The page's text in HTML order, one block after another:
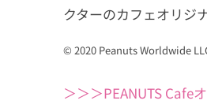
クターのカフェオリジ
© 2020 Peanuts Worldwide
＞＞＞PEANUTS Cafe